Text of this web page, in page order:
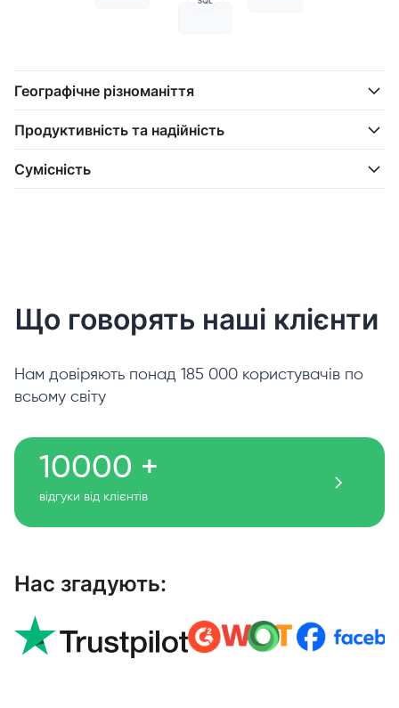
Географічне різноманіття
Продуктивність та надійність
Сумісність
Що говорять наші клієнти
Нам довіряють понад 185 000 користувачів по
всьому світу
10000 +
відгуки від клієнтів
Нас згадують: